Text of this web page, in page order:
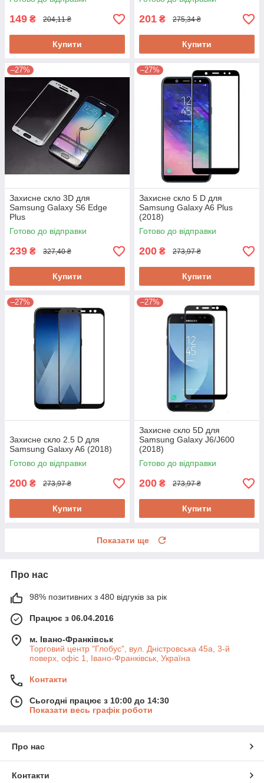
149 ₴ 204,11 ₴
Купити
201 ₴ 275,34 ₴
Купити
–27%
Захисне скло 3D для
Samsung Galaxy S6 Edge
Plus
Готово до відправки
239 ₴ 327,40 ₴
Купити
–27%
Захисне скло 5 D для
Samsung Galaxy A6 Plus
(2018)
Готово до відправки
200 ₴ 273,97 ₴
Купити
–27%
Захисне скло 2.5 D для
Samsung Galaxy A6 (2018)
Готово до відправки
200 ₴ 273,97 ₴
Купити
–27%
Захисне скло 5D для
Samsung Galaxy J6/J600
(2018)
Готово до відправки
200 ₴ 273,97 ₴
Купити
Показати ще
Про нас
98% позитивних з 480 відгуків за рік
Працює з 06.04.2016
м. Івано-Франківськ
Торговий центр "Глобус", вул. Дністровська 45а, 3-й
поверх, офіс 1, Івано-Франківськ, Україна
Контакти
Сьогодні працює з 10:00 до 14:30
Показати весь графік роботи
Про нас
Контакти